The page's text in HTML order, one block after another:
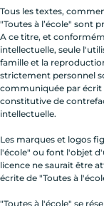
Tous les textes,
"Toutes à l’école" sont
A ce titre, et
intellectuelle, seule
famille et la
strictement personnel
communiquée par écrit
constitutive de
intellectuelle.
Les marques et logos
l'école" ou font l'objet
licence ne saurait être
écrite de "Toutes à
"Toutes à l'école" se